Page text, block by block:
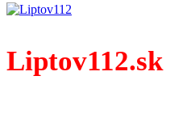
Liptov112.sk